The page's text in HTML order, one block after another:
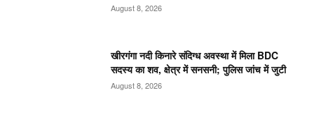
August 8, 2026
खीरगंगा नदी किनारे संदिग्ध अवस्था में मिला BDC
सदस्य का शव, क्षेत्र में सनसनी; पुलिस जांच में जुटी
August 8, 2026